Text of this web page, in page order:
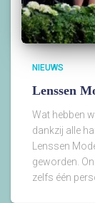
NIEUWS
Lenssen
Wat hebben
dankzij alle
Lenssen
geworden.
zelfs één